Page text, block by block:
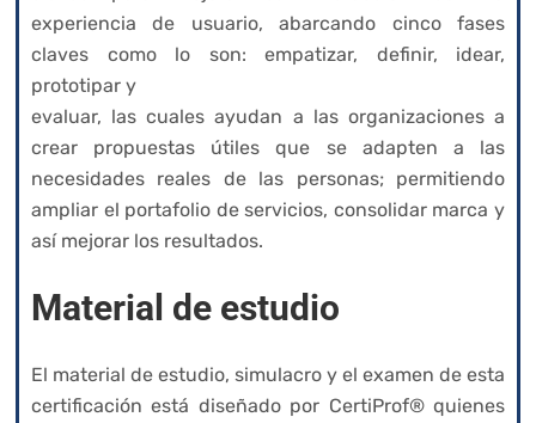
experiencia de usuario, abarcando cinco fases
claves como lo son: empatizar, definir, idear,
prototipar y
evaluar, las cuales ayudan a las organizaciones a
crear propuestas útiles que se adapten a las
necesidades reales de las personas; permitiendo
ampliar el portafolio de servicios, consolidar marca y
así mejorar los resultados.
Material de estudio
El material de estudio, simulacro y el examen de esta
certificación está diseñado por CertiProf® quienes